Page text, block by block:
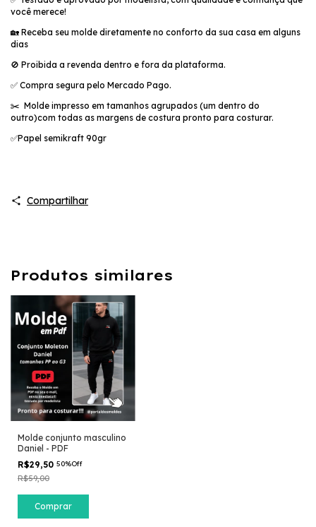
você merece!
🏡 Receba seu molde diretamente no conforto da sua casa em alguns
dias
🚫 Proibida a revenda dentro e fora da plataforma.
✅ Compra segura pelo Mercado Pago.
✂️ Molde impresso em tamanhos agrupados (um dentro do
outro)com todas as margens de costura pronto para costurar.
✅Papel semikraft 90gr
Compartilhar
Produtos similares
Molde conjunto masculino
Daniel - PDF
R$29,50 50%Off
R$59,00